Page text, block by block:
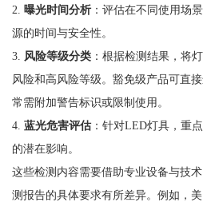
2. 曝光时间分析：评估在不同使用场
源的时间与安全性。
3.
风险等级分类：根据检测结果，将
风险和高风险等级。豁免级产品可直
常需附加警告标识或限制使用。
4. 蓝光危害评估：针对LED灯具，重
的潜在影响。
这些检测内容需要借助专业设备与技
测报告的具体要求有所差异。例如，